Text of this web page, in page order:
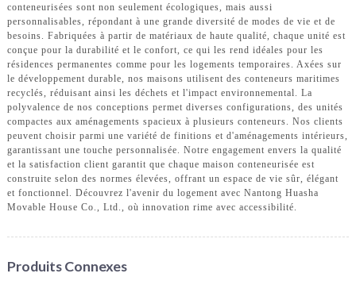
conteneurisées sont non seulement écologiques, mais aussi
personnalisables, répondant à une grande diversité de modes de vie et de
besoins. Fabriquées à partir de matériaux de haute qualité, chaque unité est
conçue pour la durabilité et le confort, ce qui les rend idéales pour les
résidences permanentes comme pour les logements temporaires. Axées sur
le développement durable, nos maisons utilisent des conteneurs maritimes
recyclés, réduisant ainsi les déchets et l'impact environnemental. La
polyvalence de nos conceptions permet diverses configurations, des unités
compactes aux aménagements spacieux à plusieurs conteneurs. Nos clients
peuvent choisir parmi une variété de finitions et d'aménagements intérieurs,
garantissant une touche personnalisée. Notre engagement envers la qualité
et la satisfaction client garantit que chaque maison conteneurisée est
construite selon des normes élevées, offrant un espace de vie sûr, élégant
et fonctionnel. Découvrez l'avenir du logement avec Nantong Huasha
Movable House Co., Ltd., où innovation rime avec accessibilité.
Produits Connexes